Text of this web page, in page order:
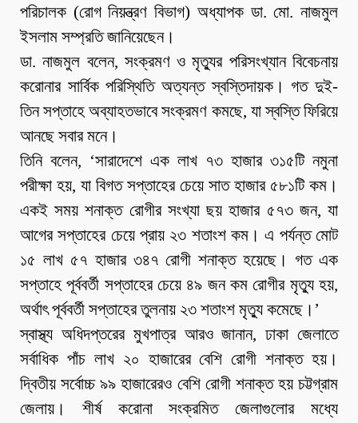
পরিচালক (রোগ নিয়ন্ত্রণ বিভাগ) অধ্যাপক ডা. মো. নাজমুল
ইসলাম সম্প্রতি জানিয়েছেন।
ডা. নাজমুল বলেন, সংক্রমণ ও মৃত্যুর পরিসংখ্যান বিবেচনায়
করোনার সার্বিক পরিস্থিতি অত্যন্ত স্বস্তিদায়ক। গত দুই-
তিন সপ্তাহে অব্যাহতভাবে সংক্রমণ কমছে, যা স্বস্তি ফিরিয়ে
আনছে সবার মনে।
তিনি বলেন, ‘সারাদেশে এক লাখ ৭৩ হাজার ৩১৫টি নমুনা
পরীক্ষা হয়, যা বিগত সপ্তাহের চেয়ে সাত হাজার ৫৮১টি কম।
একই সময় শনাক্ত রোগীর সংখ্যা ছয় হাজার ৫৭৩ জন, যা
আগের সপ্তাহের চেয়ে প্রায় ২৩ শতাংশ কম। এ পর্যন্ত মোট
১৫ লাখ ৫৭ হাজার ৩৪৭ রোগী শনাক্ত হয়েছে। গত এক
সপ্তাহে পূর্ববর্তী সপ্তাহের চেয়ে ৪৯ জন কম রোগীর মৃত্যু হয়,
অর্থাৎ পূর্ববর্তী সপ্তাহের তুলনায় ২৩ শতাংশ মৃত্যু কমেছে।’
স্বাস্থ্য অধিদপ্তরের মুখপাত্র আরও জানান, ঢাকা জেলাতে
সর্বাধিক পাঁচ লাখ ২০ হাজারের বেশি রোগী শনাক্ত হয়।
দ্বিতীয় সর্বোচ্চ ৯৯ হাজারেরও বেশি রোগী শনাক্ত হয় চট্টগ্রাম
জেলায়। শীর্ষ করোনা সংক্রমিত জেলাগুলোর মধ্যে